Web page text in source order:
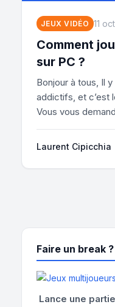
JEUX VIDÉO 11
Comment
sur PC ?
Bonjour à tous, Il
addictifs, et c’est
Vous vous
Laurent Cipicchia
Faire un break ?
Lance une